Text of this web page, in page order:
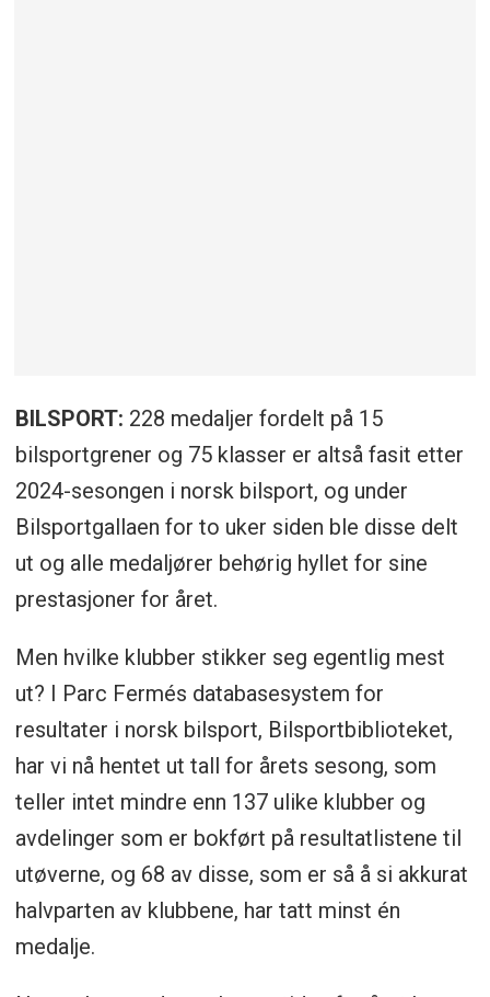
BILSPORT: 228 medaljer fordelt på 15
bilsportgrener og 75 klasser er altså fasit etter
2024-sesongen i norsk bilsport, og under
Bilsportgallaen for to uker siden ble disse delt
ut og alle medaljører behørig hyllet for sine
prestasjoner for året.
Men hvilke klubber stikker seg egentlig mest
ut? I Parc Fermés databasesystem for
resultater i norsk bilsport, Bilsportbiblioteket,
har vi nå hentet ut tall for årets sesong, som
teller intet mindre enn 137 ulike klubber og
avdelinger som er bokført på resultatlistene til
utøverne, og 68 av disse, som er så å si akkurat
halvparten av klubbene, har tatt minst én
medalje.